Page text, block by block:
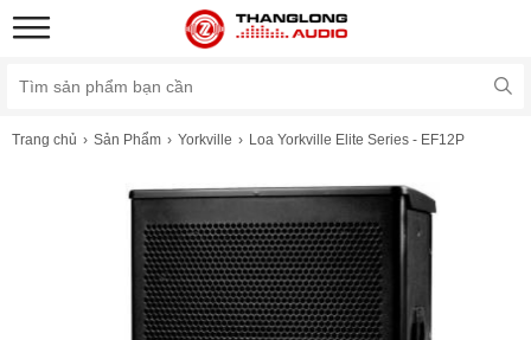
Trang chủ Sản Phẩm Yorkville Loa Yorkville Elite Series - EF12P